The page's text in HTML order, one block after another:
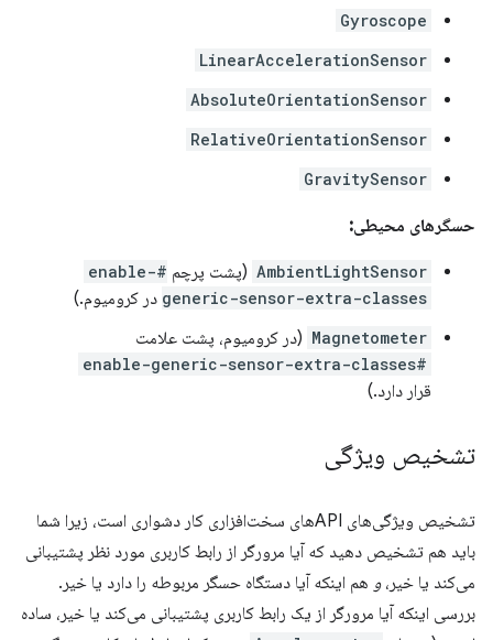
Gyroscope
LinearAccelerationSensor
AbsoluteOrientationSensor
RelativeOrientationSensor
GravitySensor
حسگرهای محیطی:
AmbientLightSensor (پشت پرچم
#enable-
generic-sensor-extra-classes در کرومیوم.)
Magnetometer (در کرومیوم، پشت علامت
#enable-generic-sensor-extra-classes
قرار دارد.)
تشخیص ویژگی
تشخیص ویژگی‌های APIهای سخت‌افزاری کار دشواری است، زیرا شما
باید هم تشخیص دهید که آیا مرورگر از رابط کاربری مورد نظر پشتیبانی
می‌کند یا خیر،و هم اینکه آیا دستگاه حسگر مربوطه را دارد یا خیر.
بررسی اینکه آیا مرورگر از یک رابط کاربری پشتیبانی می‌کند یا خیر، ساده